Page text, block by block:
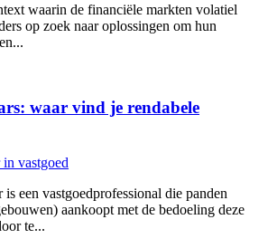
waarin de financiële markten volatiel
op zoek naar oplossingen om hun
waar vind je rendabele
vastgoed
is een vastgoedprofessional die panden
aankoopt met de bedoeling deze
te...